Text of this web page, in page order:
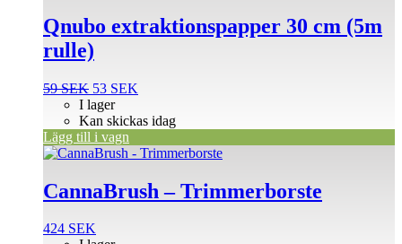
Qnubo extraktionspapper 30 cm (5m
rulle)
59SEK Det
ursprungliga
priset
var:
59 SEK.
53 SEK
priset
53 SEK.
I lager
Kan skickas idag
Lägg till i vagn
CannaBrush – Trimmerborste
424 SEK